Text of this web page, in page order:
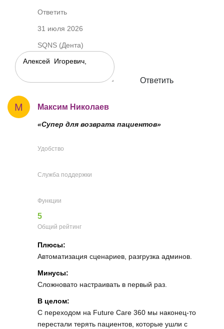
Ответить
31 июля 2026
SQNS (Дента)
Ответить
М Максим Николаев
«Супер для возврата пациентов»
Удобство
Служба поддержки
Функции
5
Общий рейтинг
Плюсы:
Автоматизация сценариев, разгрузка админов.
Минусы:
Сложновато настраивать в первый раз.
В целом:
С переходом на Future Care 360 мы наконец-то
перестали терять пациентов, которые ушли с